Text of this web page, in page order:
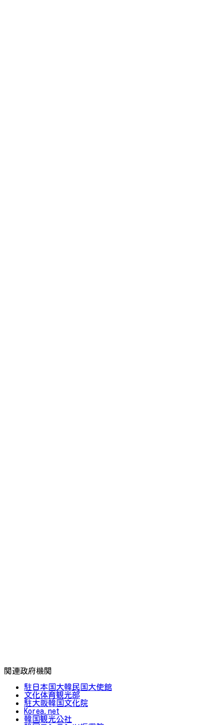
関連政府機関
駐日本国大韓民国大使館
文化体育観光部
駐大阪韓国文化院
Korea.net
韓国観光公社